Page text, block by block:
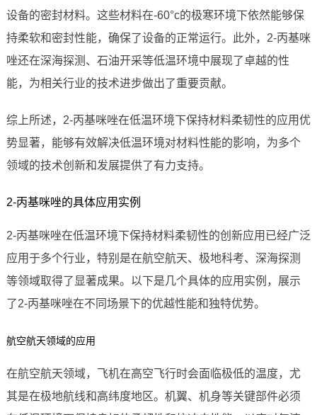
设备的密封材料。这些材料在-60°c的极寒环境下依然能够保
持柔软和密封性能，确保了设备的正常运行。此外，2-丙基咪
唑还在深海探测、石油开采等低温环境中展现了卓越的性
能，为相关行业的技术进步做出了重要贡献。
综上所述，2-丙基咪唑在低温环境下保持材料柔韧性的应用优
势显著，能够有效解决低温环境对材料性能的影响，为多个
领域的技术创新和发展提供了有力支持。
2-丙基咪唑的具体应用实例
2-丙基咪唑在低温环境下保持材料柔韧性的创新应用已经广泛
应用于多个行业，特别是在航空航天、极地科考、深海探测
等领域取得了显著成果。以下是几个具体的应用实例，展示
了2-丙基咪唑在不同场景下的优越性能和独特优势。
航空航天领域的应用
在航空航天领域，飞机在高空飞行时会面临极低的温度，尤
其是在极地航线和高纬度地区。机翼、机身等关键部件必须